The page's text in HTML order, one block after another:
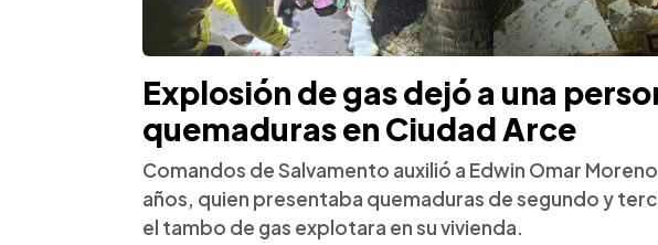
Explosión de gas dejó a una
quemaduras en Ciudad Arce
Comandos de Salvamento auxilió a Edwin Omar
años, quien presentaba quemaduras de segundo y
el tambo de gas explotara en su vivienda.